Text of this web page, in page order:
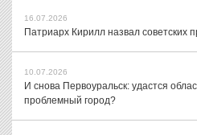
16.07.2026
Патриарх Кирилл назвал советских
10.07.2026
И снова Первоуральск: удастся
проблемный город?